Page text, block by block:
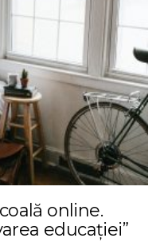
online.
educației”